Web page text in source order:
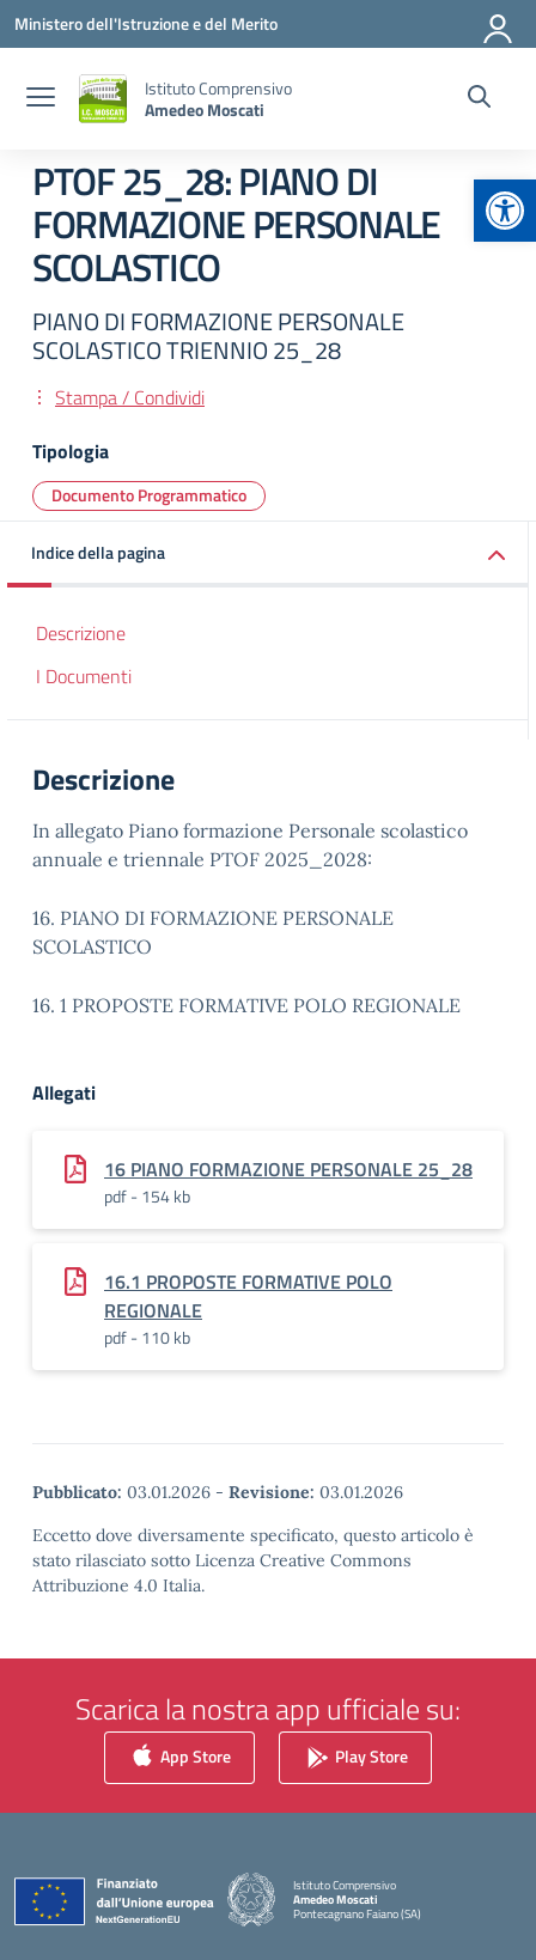
Vai ai contenuti
Vai al menu di navigazione
Vai al footer
Ministero dell'Istruzione e del Merito
Istituto Comprensivo
Amedeo Moscati
PTOF 25_28: PIANO DI
FORMAZIONE PERSONALE
SCOLASTICO
PIANO DI FORMAZIONE PERSONALE
SCOLASTICO TRIENNIO 25_28
Stampa / Condividi
Tipologia
Documento Programmatico
Indice della pagina
Descrizione
I Documenti
Descrizione
In allegato Piano formazione Personale scolastico
annuale e triennale PTOF 2025_2028:
16. PIANO DI FORMAZIONE PERSONALE
SCOLASTICO
16. 1 PROPOSTE FORMATIVE POLO REGIONALE
Allegati
16 PIANO FORMAZIONE PERSONALE 25_28
pdf - 154 kb
16.1 PROPOSTE FORMATIVE POLO
REGIONALE
pdf - 110 kb
Pubblicato: 03.01.2026 - Revisione: 03.01.2026
Eccetto dove diversamente specificato, questo articolo è
stato rilasciato sotto Licenza Creative Commons
Attribuzione 4.0 Italia.
Scarica la nostra app ufficiale su:
App Store Play Store
Istituto Comprensivo
Amedeo Moscati
Pontecagnano Faiano (SA)
— Visita la pagina iniziale della scuola